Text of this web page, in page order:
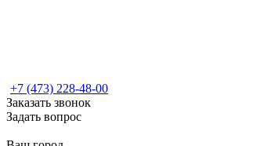
+7 (473) 228-48-00
Заказать звонок
Задать вопрос